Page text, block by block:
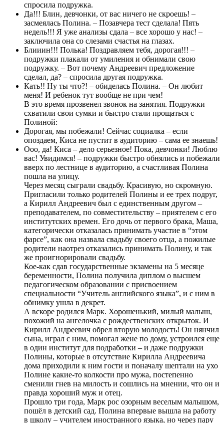
спросила подружка.
Да!!! Блин, девчонки, от вас ничего не скроешь! –
засмеялась Полина. – Позавчера тест сделала! Пять
недель!!! Я уже анализы сдала – все хорошо у нас! –
заключила она со слезами счастья на глазах.
Блииин!!! Полька! Поздравляем тебя, дорогая!!! –
подружки плакали от умиления и обнимали свою
подружку. – Вот почему Андреевич предложение
сделал, да? – спросила другая подружка.
Кать!! Ну ты что?! – обиделась Полина. – Он любит
меня! И ребенок тут вообще не при чем!
В это время прозвенел звонок на занятия. Подружки
схватили свои сумки и быстро стали прощаться с
Полиной:
Дорогая, мы побежали! Сейчас социалка – если
опоздаем, Киса не пустит в аудиторию – сама ее знаешь!
Ооо, да! Киса – дело серьезное! Пока, девчонки! Люблю
вас! Увидимся! – подружки быстро обнялись и побежали
вверх по лестнице в аудиторию, а счастливая Полина
пошла на улицу.
Через месяц сыграли свадьбу. Красивую, но скромную.
Пригласили только родителей Полины и ее трех подруг,
а Кирилл Андреевич был с единственным другом –
преподавателем, по совместительству – приятелем с его
институтских времен. Его дочь от первого брака, Маша,
категорически отказалась принимать участие в “этом
фарсе”, как она назвала свадьбу своего отца, а пожилые
родители наотрез отказались принимать Полину, и так
же проигнорировали свадьбу.
Кое-как сдав государственные экзамены на 5 месяце
беременности, Полина получила диплом о высшем
педагогическом образовании с присвоением
специальности “Учитель английского языка”, и с ним в
обнимку ушла в декрет.
А вскоре родился Марк. Хорошенький, милый малыш,
похожий на ангелочка с рождественских открыток. И
Кирилл Андреевич обрел вторую молодость! Он нянчил
сына, играл с ним, помогал жене по дому, устроился еще
в один институт для подработки – и даже подружки
Полины, которые в отсутствие Кирилла Андреевича
дома приходили к ним гости и поначалу шептали на ухо
Полине какие-то колкости про мужа, постепенно
сменили гнев на милость и сошлись на мнении, что он и
правда хороший муж и отец.
Прошло три года, Марк рос озорным веселым малышом,
пошёл в детский сад. Полина впервые вышла на работу
в школу – учителем иностранного языка, но через пару